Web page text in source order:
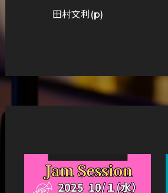
田村文利(p)